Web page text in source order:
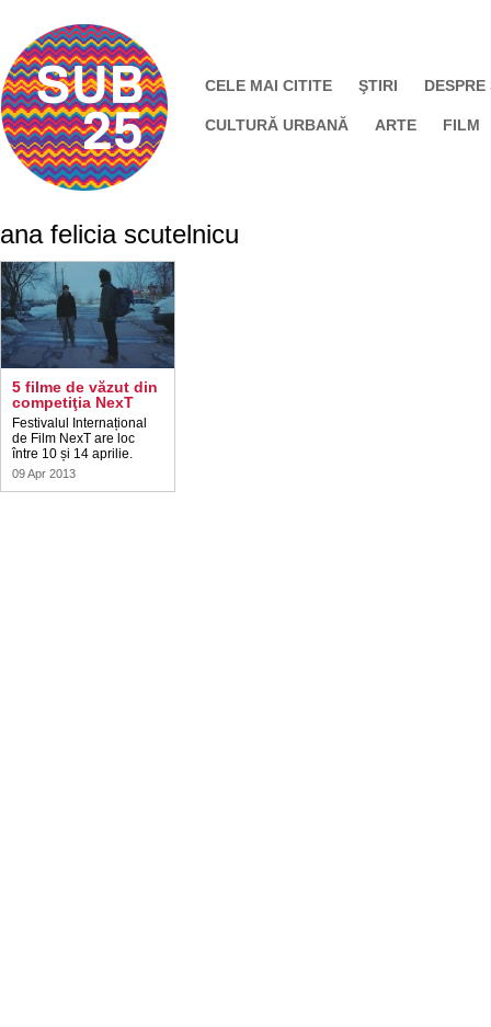
CELE MAI CITITE ŞTIRI DESPRE
CULTURĂ URBANĂ ARTE FILM
ana felicia scutelnicu
5 filme de văzut din
competiţia NexT
Festivalul Internațional
de Film NexT are loc
între 10 și 14 aprilie.
09 Apr 2013